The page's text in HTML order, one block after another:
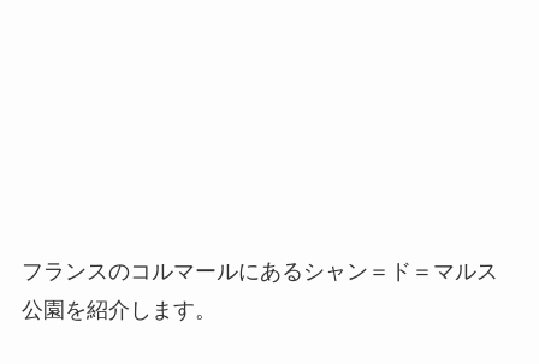
フランスのコルマールにあるシャン＝ド＝マルス
公園を紹介します。